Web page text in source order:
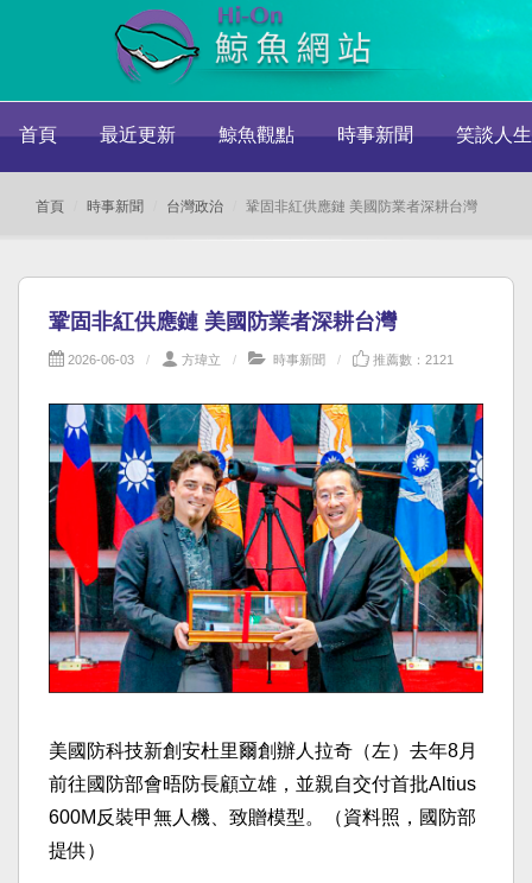
首頁 最近更新 鯨魚觀點 時事新聞 笑談人生
首頁 時事新聞 台灣政治 鞏固非紅供應鏈 美國防業者深耕台灣
鞏固非紅供應鏈 美國防業者深耕台灣
2026-06-03 方瑋立 時事新聞 推薦數：2121
美國防科技新創安杜里爾創辦人拉奇（左）去年8月
前往國防部會晤防長顧立雄，並親自交付首批Altius
600M反裝甲無人機、致贈模型。（資料照，國防部
提供）